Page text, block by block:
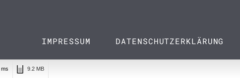
IMPRESSUM DATENSCHUTZERKLÄRUNG
ms 9.2 MB